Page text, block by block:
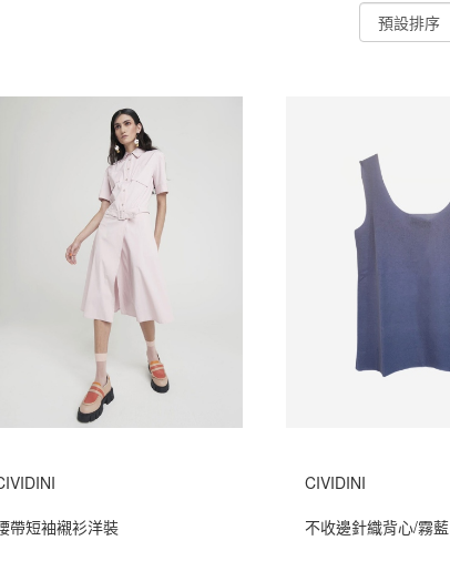
帶短袖襯衫洋裝
CIVIDINI
不收邊針織背心/霧藍